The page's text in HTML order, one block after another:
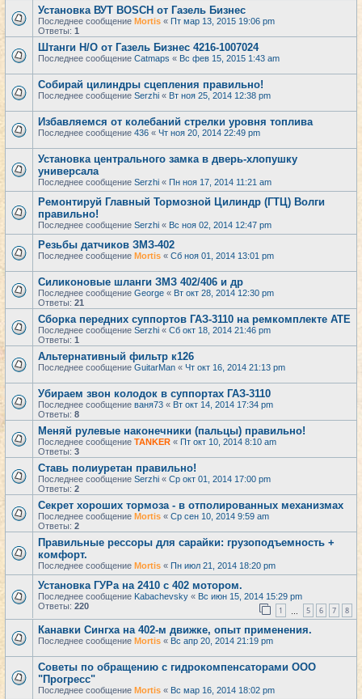
Установка ВУТ BOSCH от Газель Бизнес
Последнее сообщение Mortis « Пт мар 13, 2015 19:06 pm
Ответы: 1
Штанги Н/О от Газель Бизнес 4216-1007024
Последнее сообщение Catmaps « Вс фев 15, 2015 1:43 am
Собирай цилиндры сцепления правильно!
Последнее сообщение Serzhi « Вт ноя 25, 2014 12:38 pm
Избавляемся от колебаний стрелки уровня топлива
Последнее сообщение 436 « Чт ноя 20, 2014 22:49 pm
Установка центрального замка в дверь-хлопушку
универсала
Последнее сообщение Serzhi « Пн ноя 17, 2014 11:21 am
Ремонтируй Главный Тормозной Цилиндр (ГТЦ) Волги
правильно!
Последнее сообщение Serzhi « Вс ноя 02, 2014 12:47 pm
Резьбы датчиков ЗМЗ-402
Последнее сообщение Mortis « Сб ноя 01, 2014 13:01 pm
Cиликоновые шланги ЗМЗ 402/406 и др
Последнее сообщение George « Вт окт 28, 2014 12:30 pm
Ответы: 21
Сборка передних суппортов ГАЗ-3110 на ремкомплекте АТЕ
Последнее сообщение Serzhi « Сб окт 18, 2014 21:46 pm
Ответы: 1
Альтернативный фильтр к126
Последнее сообщение GuitarMan « Чт окт 16, 2014 21:13 pm
Убираем звон колодок в суппортах ГАЗ-3110
Последнее сообщение ваня73 « Вт окт 14, 2014 17:34 pm
Ответы: 8
Меняй рулевые наконечники (пальцы) правильно!
Последнее сообщение TANKER « Пт окт 10, 2014 8:10 am
Ответы: 3
Ставь полиуретан правильно!
Последнее сообщение Serzhi « Ср окт 01, 2014 17:00 pm
Ответы: 2
Секрет хороших тормоза - в отполированных механизмах
Последнее сообщение Mortis « Ср сен 10, 2014 9:59 am
Ответы: 2
Правильные рессоры для сарайки: грузоподъемность +
комфорт.
Последнее сообщение Mortis « Пн июл 21, 2014 18:20 pm
Установка ГУРа на 2410 с 402 мотором.
Последнее сообщение Kabachevsky « Вс июн 15, 2014 15:29 pm
Ответы: 220 1 5 6 7 8
Канавки Сингха на 402-м движке, опыт применения.
Последнее сообщение Mortis « Вс апр 20, 2014 21:19 pm
Советы по обращению с гидрокомпенсаторами ООО
"Прогресс"
Последнее сообщение Mortis « Вс мар 16, 2014 18:02 pm